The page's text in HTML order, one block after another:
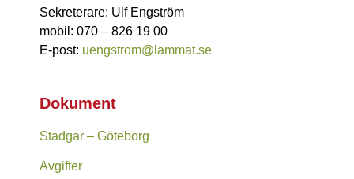
Sekreterare: Ulf Engström
mobil: 070 – 826 19 00
E-post: uengstrom@lammat.se
Dokument
Stadgar – Göteborg
Avgifter